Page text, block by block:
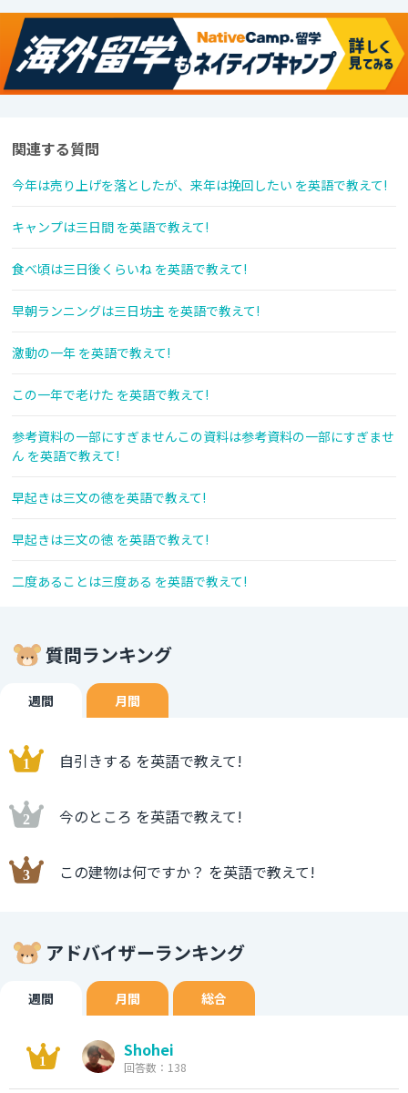
関連する質問
今年は売り上げを落としたが、来年は挽回したい を英語で教えて!
キャンプは三日間 を英語で教えて!
食べ頃は三日後くらいね を英語で教えて!
早朝ランニングは三日坊主 を英語で教えて!
激動の一年 を英語で教えて!
この一年で老けた を英語で教えて!
参考資料の一部にすぎませんこの資料は参考資料の一部にすぎませ
ん を英語で教えて!
早起きは三文の徳を英語で教えて!
早起きは三文の徳 を英語で教えて!
二度あることは三度ある を英語で教えて!
質問ランキング
週間 月間
自引きする を英語で教えて!
今のところ を英語で教えて!
この建物は何ですか？ を英語で教えて!
アドバイザーランキング
週間 月間 総合
Shohei
回答数：138